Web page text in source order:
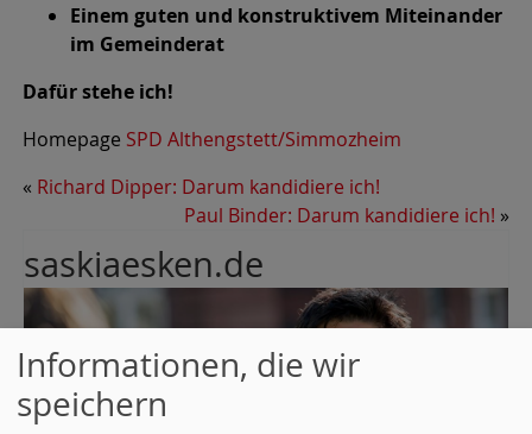
Einem guten und konstruktivem Miteinander
im Gemeinderat
Dafür stehe ich!
Homepage SPD Althengstett/Simmozheim
« Richard Dipper: Darum kandidiere ich!
Paul Binder: Darum kandidiere ich! »
saskiaesken.de
Informationen, die wir
speichern